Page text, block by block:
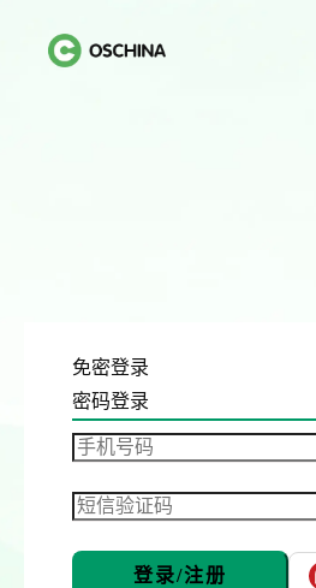
免密登录
密码登录
登录/注册